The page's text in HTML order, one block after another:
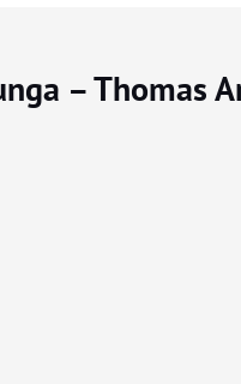
– Thomas